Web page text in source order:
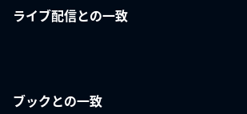
ライブ配信との一致
ブックとの一致